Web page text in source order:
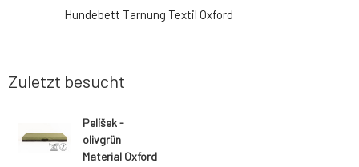
Hundebett Tarnung Textil Oxford
Zuletzt besucht
Pelíšek -
olivgrün
Material Oxford